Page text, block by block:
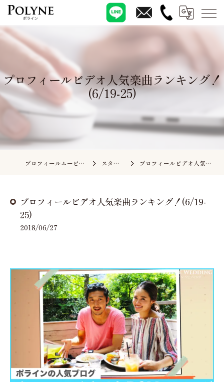
プロフィールビデオ人気楽曲ランキング！
(6/19-25)
プロフィールムービーの依頼ならポライン スタッフブログ プロフィールビデオ人気楽曲ランキング！(6/19-25)
プロフィールビデオ人気楽曲ランキング！(6/19-
25)
2018/06/27